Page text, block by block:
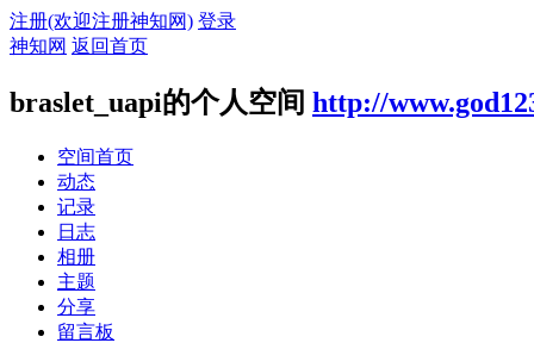
注册(欢迎注册神知网) 登录
神知网 返回首页
braslet_uapi的个人空间 http://
空间首页
动态
记录
日志
相册
主题
分享
留言板